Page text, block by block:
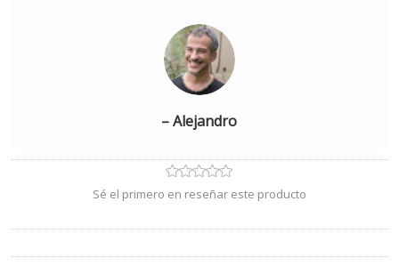
– Alejandro
Sé el primero en reseñar este producto